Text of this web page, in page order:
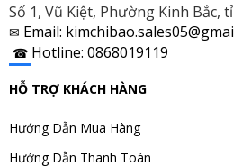
Số 1, Vũ Kiệt, Phường Kinh Bắc,
✉ Email:
☎ Hotline: 0868019119
HỖ TRỢ KHÁCH HÀNG
Hướng Dẫn Mua Hàng
Hướng Dẫn Thanh Toán